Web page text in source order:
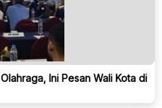
Ini Pesan Wali Kota di